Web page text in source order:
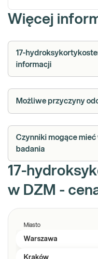
Więcej
17-
informacji
Możliwe przyczyny
Czynniki mogące
badania
17-
w DZM -
Miasto
Warszawa
Kraków